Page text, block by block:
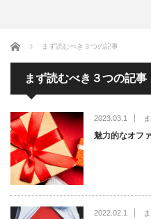
ホーム まず読むべき３つの記事
まず読むべき３つの記事
2023.03.1
魅力的なオフ
2022.02.1